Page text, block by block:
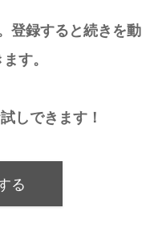
登録すると続きを動
す。
しできます！
る